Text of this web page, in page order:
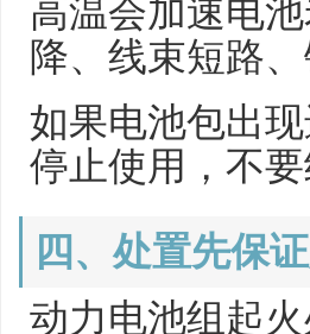
高温会加速电
降、线束短路
如果电池包出
停止使用，不
四、处置先保
动力电池组起